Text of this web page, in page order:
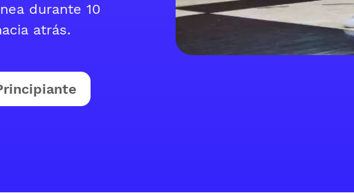
durante 10
atrás.